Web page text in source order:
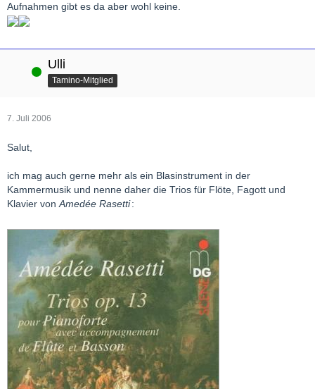
Aufnahmen gibt es da aber wohl keine.
Online Ulli
Tamino-Mitglied
7. Juli 2006
Salut,
ich mag auch gerne mehr als ein Blasinstrument in der
Kammermusik und nenne daher die Trios für Flöte, Fagott und
Klavier von Amedée Rasetti: